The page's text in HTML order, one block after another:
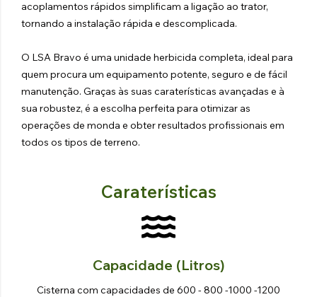
acoplamentos rápidos simplificam a ligação ao trator,
tornando a instalação rápida e descomplicada.
O LSA Bravo é uma unidade herbicida completa, ideal para
quem procura um equipamento potente, seguro e de fácil
manutenção. Graças às suas caraterísticas avançadas e à
sua robustez, é a escolha perfeita para otimizar as
operações de monda e obter resultados profissionais em
todos os tipos de terreno.
Caraterísticas
Capacidade (litros)
Cisterna com capacidades de 600 - 800 -1000 -1200